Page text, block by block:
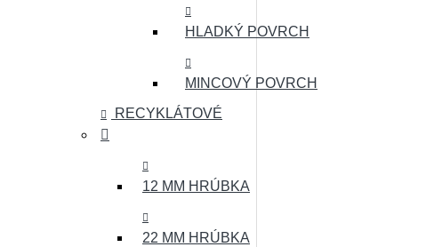
HLADKÝ POVRCH
MINCOVÝ POVRCH
RECYKLÁTOVÉ
12 MM HRÚBKA
22 MM HRÚBKA